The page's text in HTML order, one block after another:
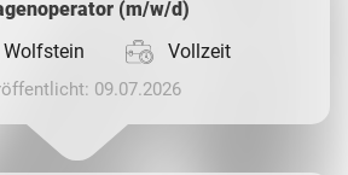
(m/w/d)
Wolfstein
Vollzeit
09.07.2026